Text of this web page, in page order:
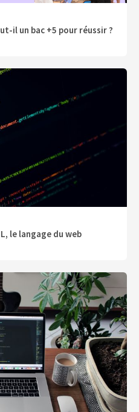
il un bac +5 pour réussir ?
le langage du web